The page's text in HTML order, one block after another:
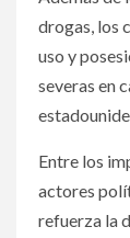
drogas, los
uso y
severas en
Entre los
actores
refuerza la